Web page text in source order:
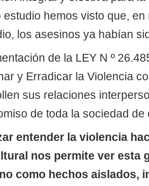
estudio hemos visto que,
los asesinos ya habían
de la LEY N º
y Erradicar la Violencia
sus relaciones
de toda la sociedad
entender la violencia
nos permite ver esta
como hechos aislados,